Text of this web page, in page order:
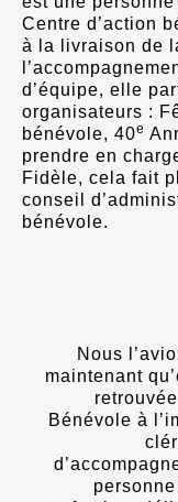
Centre d’action
à la livraison de
d’équipe, elle
organisateurs :
bénévole, 40e
prendre en
Fidèle, cela fait
conseil
bénévole.
Nous
maintenant
Bénévole à